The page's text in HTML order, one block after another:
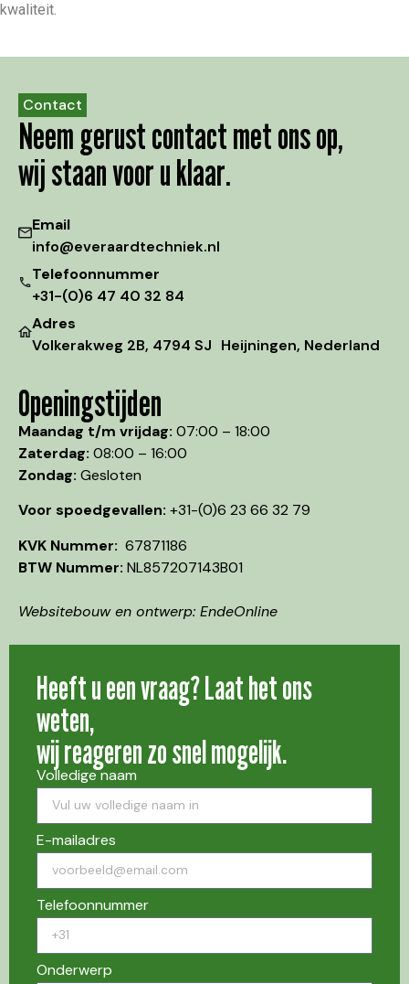
kwaliteit.
Contact
Neem gerust contact met ons op,
wij staan voor u klaar.
Email
info@everaardtechniek.nl
Telefoonnummer
+31-(0)6 47 40 32 84
Adres
Volkerakweg 2B, 4794 SJ Heijningen, Nederland
Openingstijden
Maandag t/m vrijdag: 07:00 – 18:00
Zaterdag: 08:00 – 16:00
Zondag: Gesloten
Voor spoedgevallen: +31-(0)6 23 66 32 79
KVK Nummer: 67871186
BTW Nummer: NL857207143B01
Websitebouw en ontwerp: EndeOnline
Heeft u een vraag? Laat het ons
weten,
wij reageren zo snel mogelijk.
Volledige naam
E-mailadres
Telefoonnummer
Onderwerp